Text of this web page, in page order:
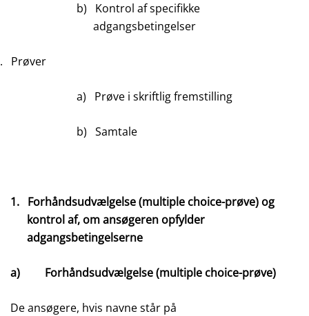
b)
Kontrol af specifikke
adgangsbetingelser
Prøver
a) Prøve i skriftlig fremstilling
b) Samtale
1. Forhåndsudvælgelse (multiple choice-prøve) og
kontrol af, om ansøgeren opfylder
adgangsbetingelserne
a) Forhåndsudvælgelse (multiple choice-prøve)
De ansøgere, hvis navne står på